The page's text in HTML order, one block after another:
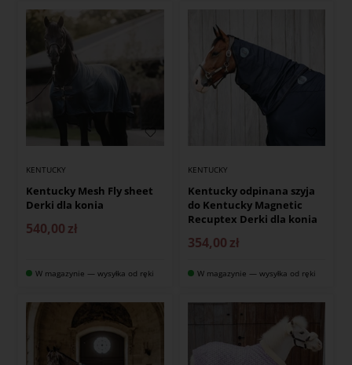
KENTUCKY
Kentucky Mesh Fly sheet
Derki dla konia
540,00 zł
W magazynie — wysyłka od ręki
KENTUCKY
Kentucky odpinana szyja
do Kentucky Magnetic
Recuptex Derki dla konia
354,00 zł
W magazynie — wysyłka od ręki